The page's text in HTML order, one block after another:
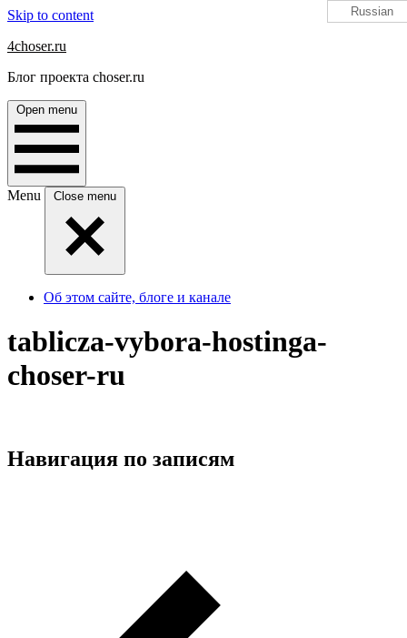
Skip to content
4choser.ru
Блог проекта choser.ru
Open menu
Menu Close menu
Об этом сайте, блоге и канале
tablicza-vybora-hostinga-
choser-ru
Навигация по записям
Russian